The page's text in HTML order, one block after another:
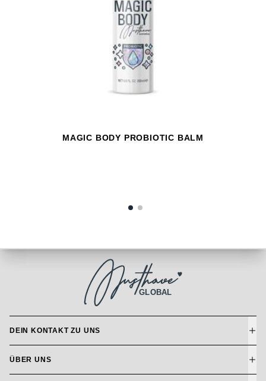
MAGIC BODY PROBIOTIC BALM
GLOBAL
DEIN KONTAKT ZU UNS
ÜBER UNS